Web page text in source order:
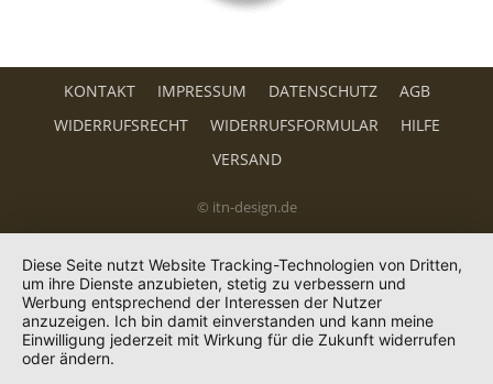
KONTAKT IMPRESSUM DATENSCHUTZ
AGB
WIDERRUFSRECHT
WIDERRUFSFORMULAR
HILFE
VERSAND
© itn-design.de
Diese Seite nutzt Website Tracking-Technologien von Dritten,
um ihre Dienste anzubieten, stetig zu verbessern und
Werbung entsprechend der Interessen der Nutzer
anzuzeigen. Ich bin damit einverstanden und kann meine
Einwilligung jederzeit mit Wirkung für die Zukunft widerrufen
oder ändern.